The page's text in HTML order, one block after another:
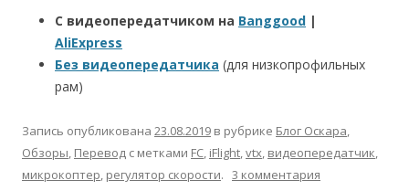
С видеопередатчиком на Banggood |
AliExpress
Без видеопередатчика (для низкопрофильных
рам)
Запись опубликована 23.08.2019 в рубрике Блог Оскара,
Обзоры, Перевод с метками FC, iFlight,vtx, видеопередатчик,
микрокоптер, регулятор скорости. 3 комментария